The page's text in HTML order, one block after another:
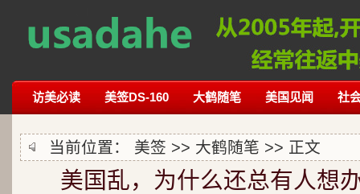
访美必读 美签DS-160 大鹤随笔 美国见闻 社
当前位置： 美签 >> 大鹤随笔 >> 正文
美国乱，为什么还总有人想